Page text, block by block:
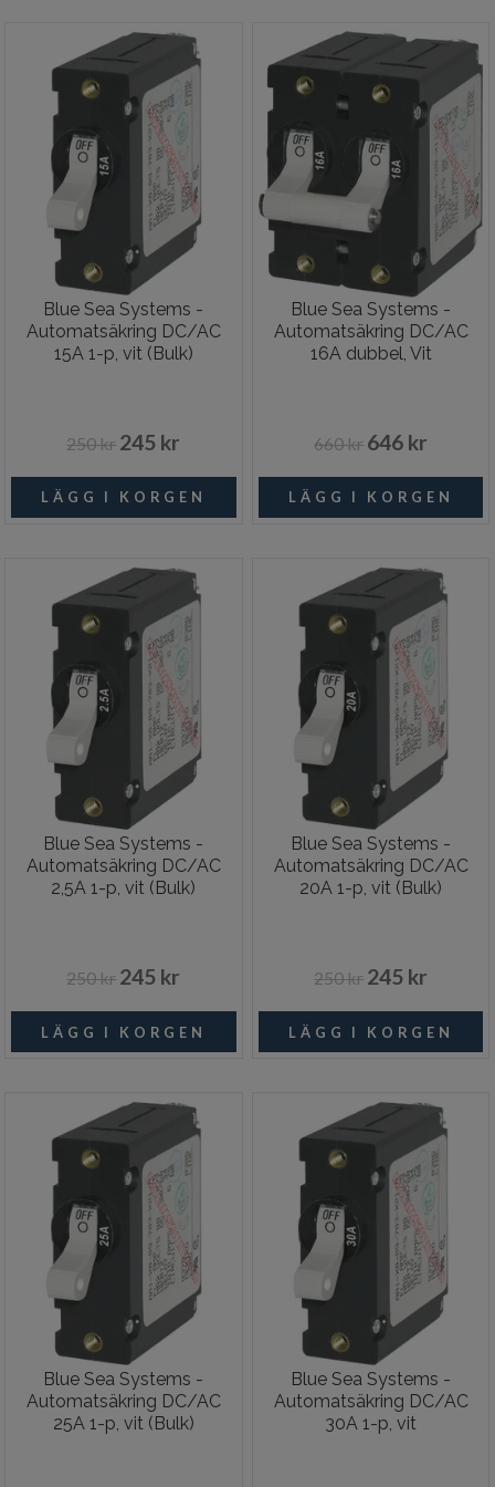
Blue Sea Systems -
Automatsäkring DC/AC
15A 1-p, vit (Bulk)
250 kr 245 kr
Blue Sea Systems -
Automatsäkring DC/AC
16A dubbel, Vit
660 kr 646 kr
Blue Sea Systems -
Automatsäkring DC/AC
2,5A 1-p, vit (Bulk)
250 kr 245 kr
Blue Sea Systems -
Automatsäkring DC/AC
20A 1-p, vit (Bulk)
250 kr 245 kr
Blue Sea Systems -
Automatsäkring DC/AC
25A 1-p, vit (Bulk)
Blue Sea Systems -
Automatsäkring DC/AC
30A 1-p, vit